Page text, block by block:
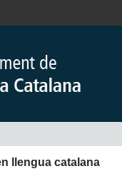
llengua catalana